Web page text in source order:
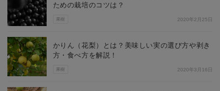
果樹
ための栽培のコツは？
2020年2月25日
果樹
かりん（花梨）とは？美味しい実の選び方や剥き
方・食べ方を解説！
2020年3月16日